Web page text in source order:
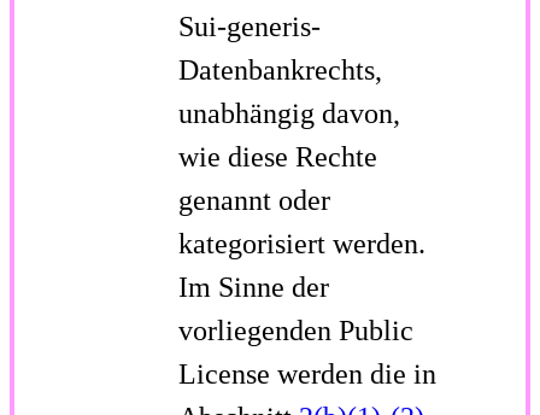
Sui-generis-
Datenbankrechts,
unabhängig davon,
wie diese Rechte
genannt oder
kategorisiert werden.
Im Sinne der
vorliegenden Public
License werden die in